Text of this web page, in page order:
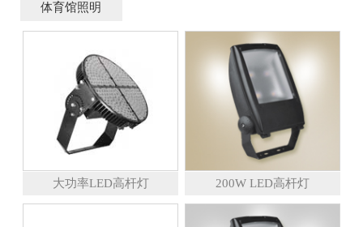
体育馆照明
大功率LED高杆灯 200W LED高杆灯